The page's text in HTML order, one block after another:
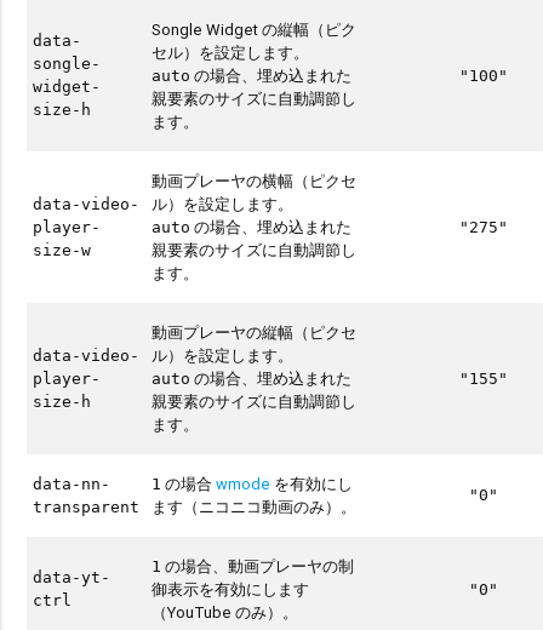
data-
songle-
widget-
size-h
Songle Widget の縦幅（ピク
セル）を設定します。
auto の場合、埋め込まれた
親要素のサイズに自動調節し
ます。
"100"
data-video-
player-
size-w
動画プレーヤの横幅（ピクセ
ル）を設定します。
auto の場合、埋め込まれた
親要素のサイズに自動調節し
ます。
"275"
data-video-
player-
size-h
動画プレーヤの縦幅（ピクセ
ル）を設定します。
auto の場合、埋め込まれた
親要素のサイズに自動調節し
ます。
"155"
data-nn-
transparent
1 の場合wmode を有効にし
ます（ニコニコ動画のみ）。
"0"
data-yt-
ctrl
1 の場合、動画プレーヤの制
御表示を有効にします
（YouTube のみ）。
"0"